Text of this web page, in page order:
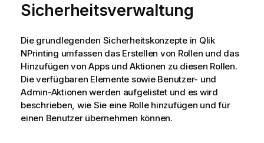
Sicherheitsverwaltung
Die grundlegenden Sicherheitskonzepte in Qlik
NPrinting umfassen das Erstellen von Rollen und das
Hinzufügen von Apps und Aktionen zu diesen Rollen.
Die verfügbaren Elemente sowie Benutzer- und
Admin-Aktionen werden aufgelistet und es wird
beschrieben, wie Sie eine Rolle hinzufügen und für
einen Benutzer übernehmen können.